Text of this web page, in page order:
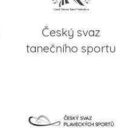
Český svaz
tanečního sportu